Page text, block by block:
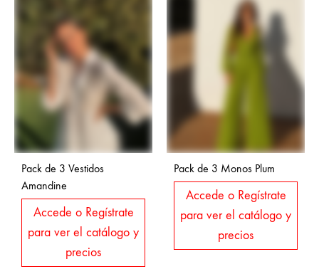
Pack de 3 Vestidos
Amandine
Accede o Regístrate
para ver el catálogo y
precios
Pack de 3 Monos Plum
Accede o Regístrate
para ver el catálogo y
precios